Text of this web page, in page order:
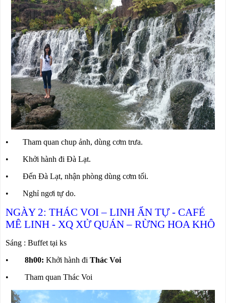
• Tham quan chup ảnh, dùng cơm trưa.
• Khởi hành đi Đà Lạt.
• Đến Đà Lạt, nhận phòng dùng cơm tối.
• Nghỉ ngơi tự do.
NGÀY 2: THÁC VOI – LINH ẨN TỰ - CAFÉ
MÊ LINH - XQ XỬ QUÁN – RỪNG HOA KHÔ
Sáng : Buffet tại ks
• 8h00: Khởi hành đi Thác Voi
• Tham quan Thác Voi